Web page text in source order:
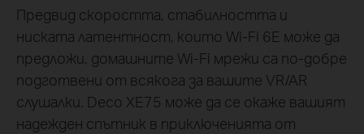
Предвид скоростта, стабилността и
ниската латентност, които Wi-Fi 6E може да
предложи, домашните Wi-Fi мрежи са по-добре
подготвени от всякога за вашите VR/AR
слушалки. Deco XE75 може да се окаже вашият
надежден спътник в приключенията от